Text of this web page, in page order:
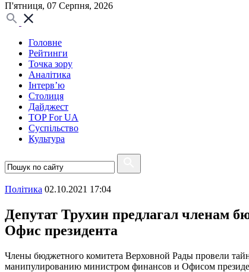
П'ятниця, 07 Серпня, 2026
Головне
Рейтинги
Точка зору
Аналітика
Інтерв’ю
Столиця
Дайджест
TOP For UA
Суспiльство
Культура
Полiтика 02.10.2021 17:04
Депутат Трухин предлагал членам
Офис президента
Члены бюджетного комитета Верховной Рады провели
манипулированию министром финансов и Офисом